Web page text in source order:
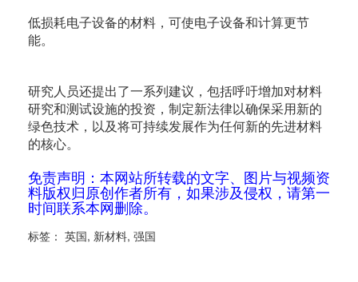
低损耗电子设备的材料，可使电子设备和计算更节
能。
研究人员还提出了一系列建议，包括呼吁增加对材料
研究和测试设施的投资，制定新法律以确保采用新的
绿色技术，以及将可持续发展作为任何新的先进材料
的核心。
免责声明：本网站所转载的文字、图片与视频资
料版权归原创作者所有，如果涉及侵权，请第一
时间联系本网删除。
标签： 英国, 新材料, 强国